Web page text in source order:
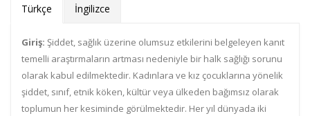
Türkçe İngilizce
Giriş: Şiddet, sağlık üzerine olumsuz etkilerini belgeleyen kanıt
temelli araştırmaların artması nedeniyle bir halk sağlığı sorunu
olarak kabul edilmektedir. Kadınlara ve kız çocuklarına yönelik
şiddet, sınıf, etnik köken, kültür veya ülkeden bağımsız olarak
toplumun her kesiminde görülmektedir. Her yıl dünyada iki